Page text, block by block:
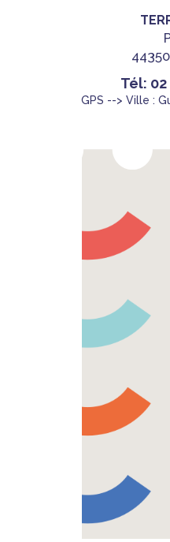
Tél: 02
GPS --> Ville :